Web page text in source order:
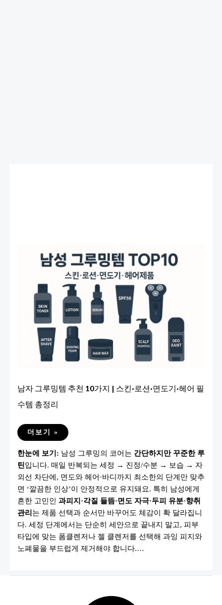
남자 그루밍템 추천 10가지 | 스킨·로션·면도기·헤어 필
수템 총정리
남
루
템
추
천
10
가
지
|
스
킨
·
로
션
·
·
더보기 »
한눈에 보기: 남성 그루밍의 코어는 간단하지만 꾸준한 루
틴입니다. 매일 반복되는 세정 → 진정/수분 → 보습 → 자
외선 차단에, 면도와 헤어·바디까지 최소한의 단계만 맞추
면 ‘깔끔한 인상’이 안정적으로 유지돼요. 특히 남성에게
흔한 고민인 과피지·각질 들뜸·면도 자극·두피 유분·향취
관리는 제품 선택과 순서만 바꾸어도 체감이 확 달라집니
다. 세정 단계에서는 단순히 세안으로 끝내지 말고, 피부
타입에 맞는 폼클렌저나 젤 클렌저를 선택해 과잉 피지와
노폐물을 부드럽게 제거해야 합니다.…